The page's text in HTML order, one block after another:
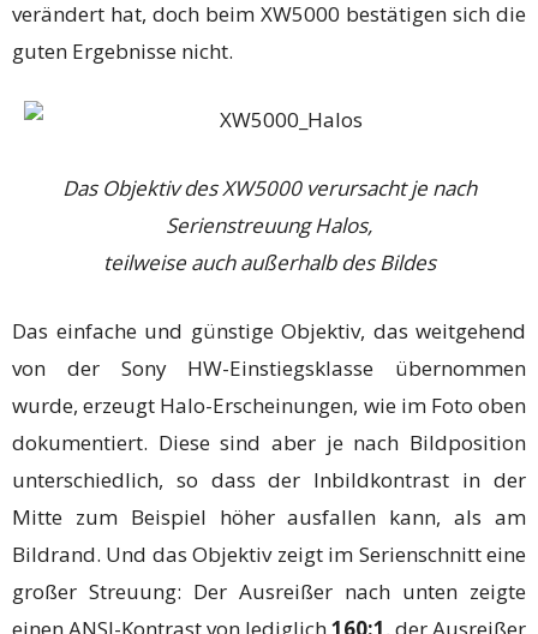
verändert hat, doch beim XW5000 bestätigen sich die
guten Ergebnisse nicht.
Das Objektiv des XW5000 verursacht je nach
Serienstreuung Halos,
teilweise auch außerhalb des Bildes
Das einfache und günstige Objektiv, das weitgehend
von der Sony HW-Einstiegsklasse übernommen
wurde, erzeugt Halo-Erscheinungen, wie im Foto oben
dokumentiert. Diese sind aber je nach Bildposition
unterschiedlich, so dass der Inbildkontrast in der
Mitte zum Beispiel höher ausfallen kann, als am
Bildrand. Und das Objektiv zeigt im Serienschnitt eine
großer Streuung: Der Ausreißer nach unten zeigte